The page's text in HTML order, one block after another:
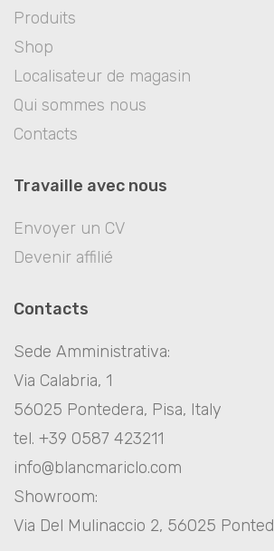
Produits
Shop
Localisateur de magasin
Qui sommes nous
Contacts
Travaille avec nous
Envoyer un CV
Devenir affilié
Contacts
Sede Amministrativa:
Via Calabria, 1
56025 Pontedera, Pisa, Italy
tel. +39 0587 423211
info@blancmariclo.com
Showroom:
Via Del Mulinaccio 2, 56025